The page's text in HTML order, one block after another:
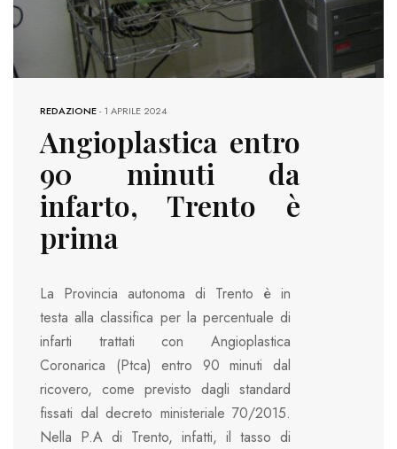
REDAZIONE-1 APRILE 2024
Angioplastica entro
90 minuti da
infarto, Trento è
prima
La Provincia autonoma di Trento è in
testa alla classifica per la percentuale di
infarti trattati con Angioplastica
Coronarica (Ptca) entro 90 minuti dal
ricovero, come previsto dagli standard
fissati dal decreto ministeriale 70/2015.
Nella P.A di Trento, infatti, il tasso di